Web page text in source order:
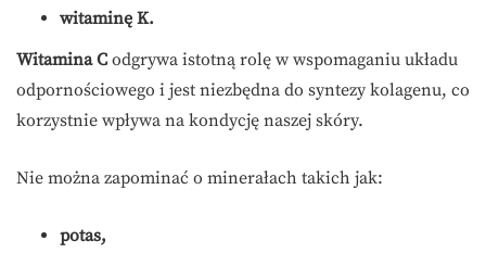
witaminę K.
Witamina C odgrywa istotną rolę w wspomaganiu układu
odpornościowego i jest niezbędna do syntezy kolagenu, co
korzystnie wpływa na kondycję naszej skóry.
Nie można zapominać o minerałach takich jak:
potas,